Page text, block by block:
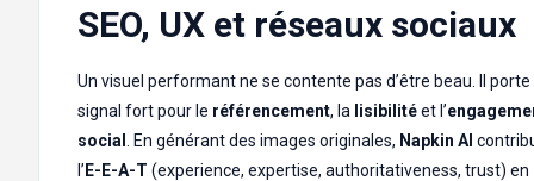
SEO, UX et réseaux sociaux
Un visuel performant ne se contente pas d’être beau. Il porte
signal fort pour le référencement, la lisibilitéet l’
social
. En générant des images originales, Napkin AI
l’ E-E-A-T (experience, expertise, authoritativeness, trust) en